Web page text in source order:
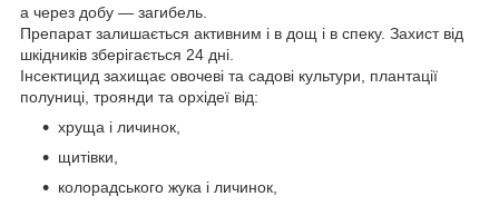
а через добу — загибель.
Препарат залишається активним і в дощ і в спеку. Захист від
шкідників зберігається 24 дні.
Інсектицид захищає овочеві та садові культури, плантації
полуниці, троянди та орхідеї від:
хруща і личинок,
щитівки,
колорадського жука і личинок,